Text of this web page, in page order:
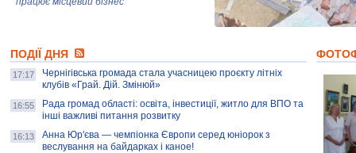
колекцію про війну, емоції та тварин
AB InBev Efes Україна підтримала
навчальний проєкт "Молодіжна бізнес-
школа", спрямований на розвиток
підприємництва у Чернігівській області
ПОДІЇ ДНЯ
17:17
Чернігівська громада стала учасницею проєкту літніх
клубів «Грай. Дій. Змінюй»
16:55
Рада громад області: освіта, інвестиції, житло для ВПО та
інші важливі питання розвитку
16:13
Анна Юр'єва — чемпіонка Європи серед юніорок з
веслування на байдарках і каное!